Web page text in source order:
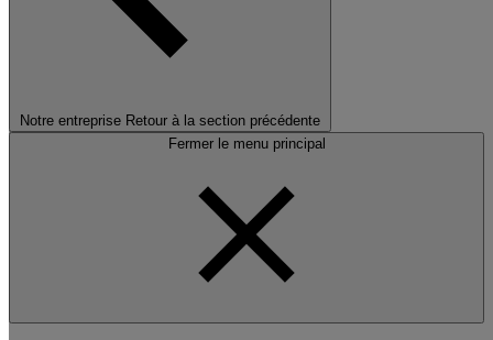
Notre entreprise Retour à la section précédente
Fermer le menu principal